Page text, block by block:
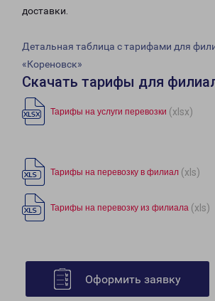
доставки.
Детальная таблица с тарифами для
«Кореновск»
Скачать тарифы для
Тарифы на услуги перевозки (xlsx)
Тарифы на перевозку в филиал (xls)
Тарифы на перевозку из филиала (xls)
Оформить заявку